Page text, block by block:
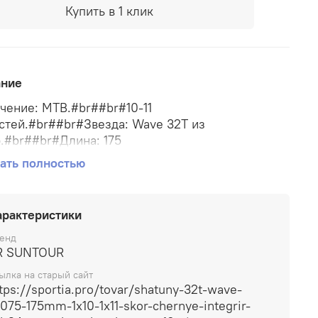
Купить в 1 клик
MTB.#br##br#10-11
Wave 32T из
175
с
50 мм.#br##br#Цвет: черный.
полностью
SUNTOUR
на старый сайт
sportia.pro/tovar/shatuny-32t-wave-
175mm-1x10-1x11-skor-chernye-integrir-